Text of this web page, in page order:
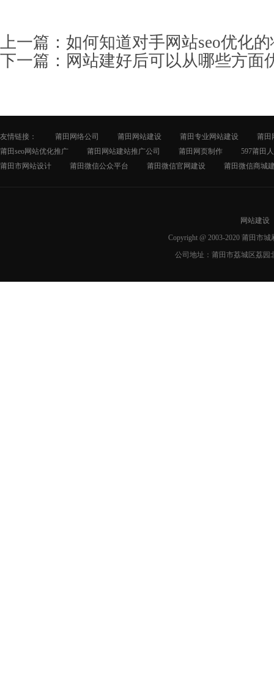
上一篇： 如何知道对手网站seo优化
下一篇： 网站建好后可以从哪些方面
友情链接： 莆田网络公司 莆田网站建设 莆田专业网站建设
莆田
莆田seo网站优化推广
莆田网站建站推广公司 莆田网页制作
597莆田
莆田市网站设计
莆田微信公众平台 莆田微信官网建设 莆田微信商城
网站建设
Copyright @ 2003-2020 莆田市
公司地址：莆田市荔城区荔